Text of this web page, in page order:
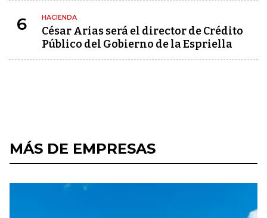
6 HACIENDA
César Arias será el director de Crédito
Público del Gobierno de la Espriella
MÁS DE EMPRESAS